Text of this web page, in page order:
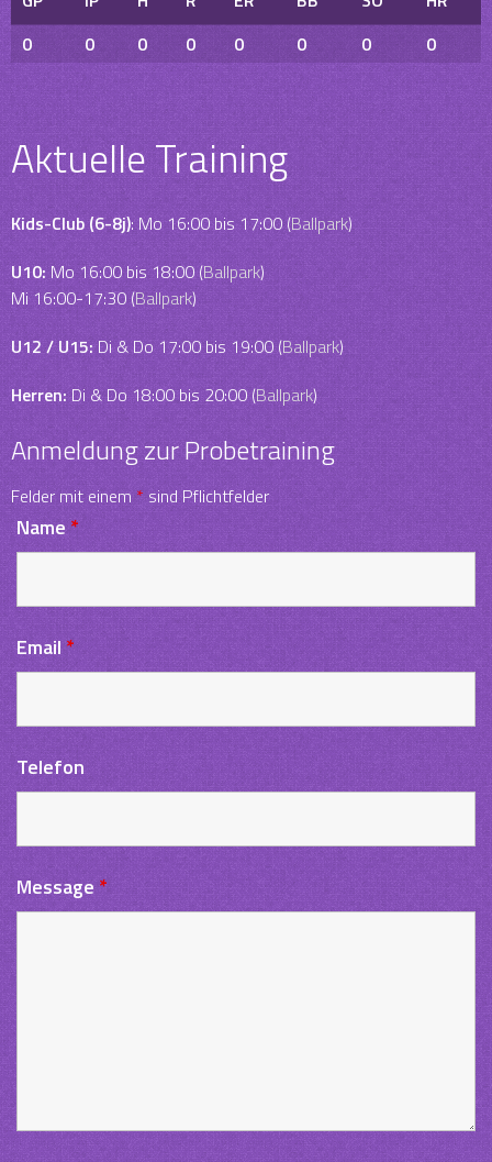
0
0 0 0 0 0 0 0
Aktuelle Training
Kids-Club (6-8j): Mo 16:00 bis 17:00 (Ballpark)
U10: Mo 16:00 bis 18:00 (Ballpark)
Mi 16:00-17:30 (Ballpark)
U12 / U15: Di & Do 17:00 bis 19:00 (Ballpark)
Herren:Di & Do 18:00 bis 20:00 (Ballpark)
Anmeldung zur Probetraining
Felder mit einem *sind Pflichtfelder
Name*
Email *
Telefon
Message *